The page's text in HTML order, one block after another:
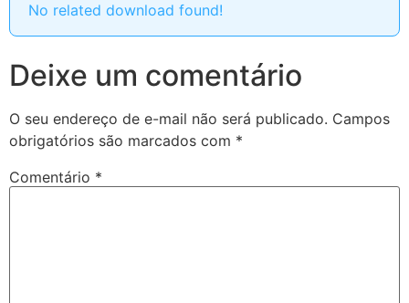
No related download found!
Deixe um comentário
O seu endereço de e-mail não será publicado. Campos
obrigatórios são marcados com *
Comentário *